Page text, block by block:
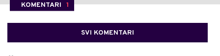
KOMENTARI 1
SVI KOMENTARI